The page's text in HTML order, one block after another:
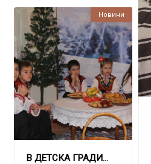
Новини
В ДЕТСКА ГРАДИНА “СЛЪНЦЕ” – ЗЛАТИЦА Коледни